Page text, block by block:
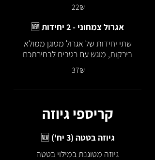
‏22 ‏₪
אגרול צמחוני - 2 יחידות 🆕
שתי יחידות של אגרול מטוגן ממולא
בירקות, מוגש עם רטבים לבחירתכם
‏37 ‏₪
קריספי גיוזה
גיוזה בטטה (3 יח') 🆕
גיוזה מטוגנת במילוי בטטה